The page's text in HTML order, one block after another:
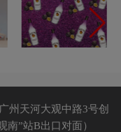
广州天河大观中路3号创
南”站B出口对面）